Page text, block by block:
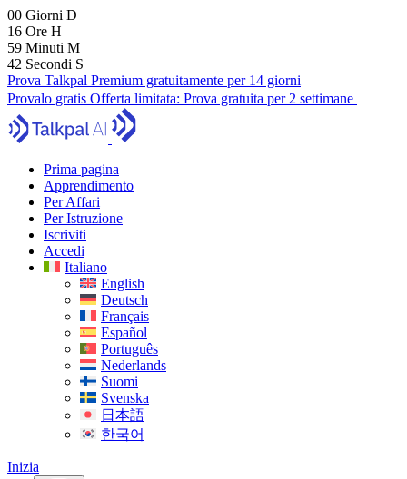
00 Giorni D
16 Ore H
59 Minuti M
40 Secondi S
Prova Talkpal Premium gratuitamente per 14 giorni
Provalo gratis Offerta limitata: Prova gratuita per 2 settimane
Prima pagina
Apprendimento
Per Affari
Per Istruzione
Iscriviti
Accedi
Italiano
English
Deutsch
Français
Español
Português
Nederlands
Suomi
Svenska
日本語
한국어
Inizia